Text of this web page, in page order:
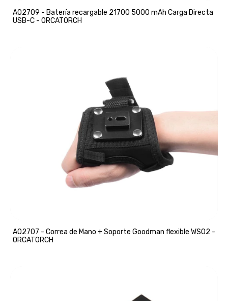
A02709 - Batería recargable 21700 5000 mAh Carga Directa
USB-C - ORCATORCH
A02707 - Correa de Mano + Soporte Goodman flexible WS02 -
ORCATORCH